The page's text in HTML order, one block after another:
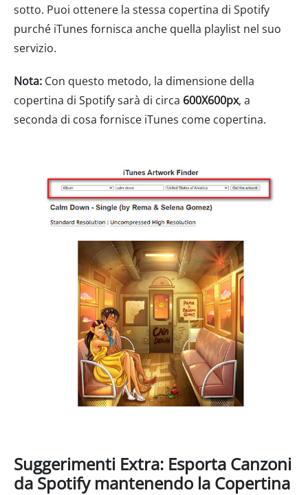
sotto. Puoi ottenere la stessa copertina di Spotify
purché iTunes fornisca anche quella playlist nel suo
servizio.
Nota: Con questo metodo, la dimensione della
copertina di Spotify sarà di circa 600X600px, a
seconda di cosa fornisce iTunes come copertina.
Suggerimenti Extra: Esporta Canzoni
da Spotify mantenendo la Copertina